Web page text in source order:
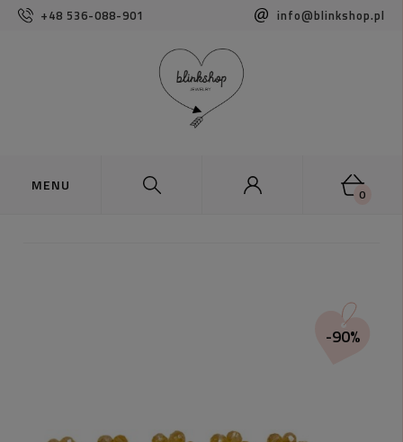
+48 536-088-901 info@blinkshop.pl
0
-90%